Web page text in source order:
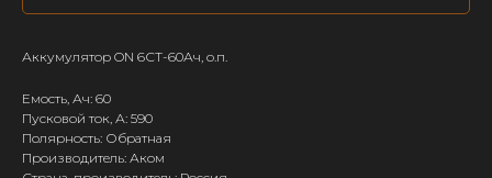
Аккумулятор ON 6СТ-60Ач, о.п.
Емость, Ач: 60
Пусковой ток, А: 590
Полярность: Обратная
Производитель: Аком